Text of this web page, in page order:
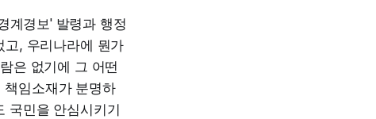
계경보' 발령과 행정
고, 우리나라에 뭔가
은 없기에 그 어떤
임소재가 분명하
국민을 안심시키기